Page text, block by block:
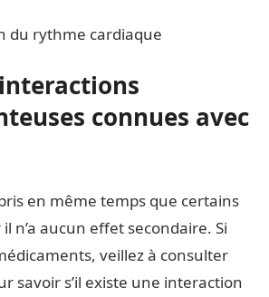
du rythme cardiaque
connues avec
en même temps que certains
n’a aucun effet secondaire. Si
veillez à consulter
savoir s’il existe une interaction